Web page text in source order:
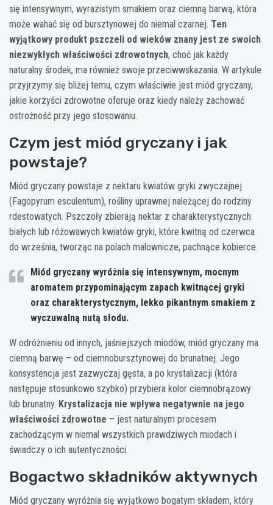
się intensywnym, wyrazistym smakiem oraz ciemną barwą, która
może wahać się od bursztynowej do niemal czarnej. Ten
wyjątkowy produkt pszczeli od wieków znany jest ze swoich
niezwykłych właściwości zdrowotnych, choć jak każdy
naturalny środek, ma również swoje przeciwwskazania. W artykule
przyjrzymy się bliżej temu, czym właściwie jest miód gryczany,
jakie korzyści zdrowotne oferuje oraz kiedy należy zachować
ostrożność przy jego stosowaniu.
Czym jest miód gryczany i jak
powstaje?
Miód gryczany powstaje z nektaru kwiatów gryki zwyczajnej
(Fagopyrum esculentum), rośliny uprawnej należącej do rodziny
rdestowatych. Pszczoły zbierają nektar z charakterystycznych
białych lub różowawych kwiatów gryki, które kwitną od czerwca
do września, tworząc na polach malownicze, pachnące kobierce.
Miód gryczany wyróżnia się intensywnym, mocnym
aromatem przypominającym zapach kwitnącej gryki
oraz charakterystycznym, lekko pikantnym smakiem z
wyczuwalną nutą słodu.
W odróżnieniu od innych, jaśniejszych miodów, miód gryczany ma
ciemną barwę – od ciemnobursztynowej do brunatnej. Jego
konsystencja jest zazwyczaj gęsta, a po krystalizacji (która
następuje stosunkowo szybko) przybiera kolor ciemnobrązowy
lub brunatny. Krystalizacja nie wpływa negatywnie na jego
właściwości zdrowotne – jest naturalnym procesem
zachodzącym w niemal wszystkich prawdziwych miodach i
świadczy o ich autentyczności.
Bogactwo składników aktywnych
Miód gryczany wyróżnia się wyjątkowo bogatym składem, który